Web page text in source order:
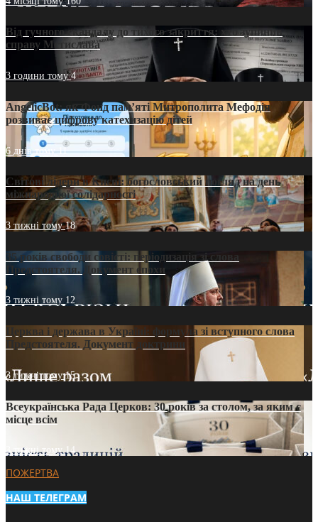
Від гучного скандалу до тихого закриття: хто зупинив
справу Мстислава
3 години тому4
AngelicBot: як Фонд пам’яті Митрополита Мефодія
розвиває цифрову катехизацію дітей
6 днів тому11
Світові лідери в Києві: богословський погляд на день
міжнародної солідарності
3 тижні тому18
35 років свободи совісті: періодизація зі слова
Предстоятеля. Документ епохи
3 тижні тому 12
Церква і держава в Україні: формула зі вступного слова
Предстоятеля. Документ доктрини
3 тижні тому15
Всеукраїнська Рада Церков: 30 років за столом, за яким є
місце всім
3 тижні тому14
ПОЖЕРТВА
НАШ ТЕЛЕГРАМ